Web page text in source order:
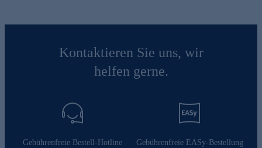
Kontaktieren Sie uns, wir
helfen gerne.
Gebührenfreie Bestell-Hotline Gebührenfreie EASy-Bestellung